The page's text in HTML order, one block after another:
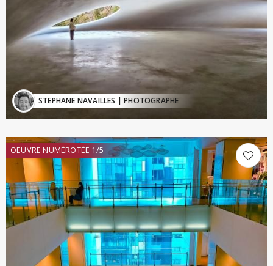
STEPHANE NAVAILLES | PHOTOGRAPHE
OEUVRE NUMÉROTÉE 1/5